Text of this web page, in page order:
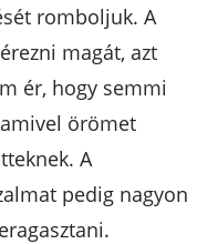
romboljuk. A
magát, azt
ér, hogy semmi
örömet
A
pedig nagyon